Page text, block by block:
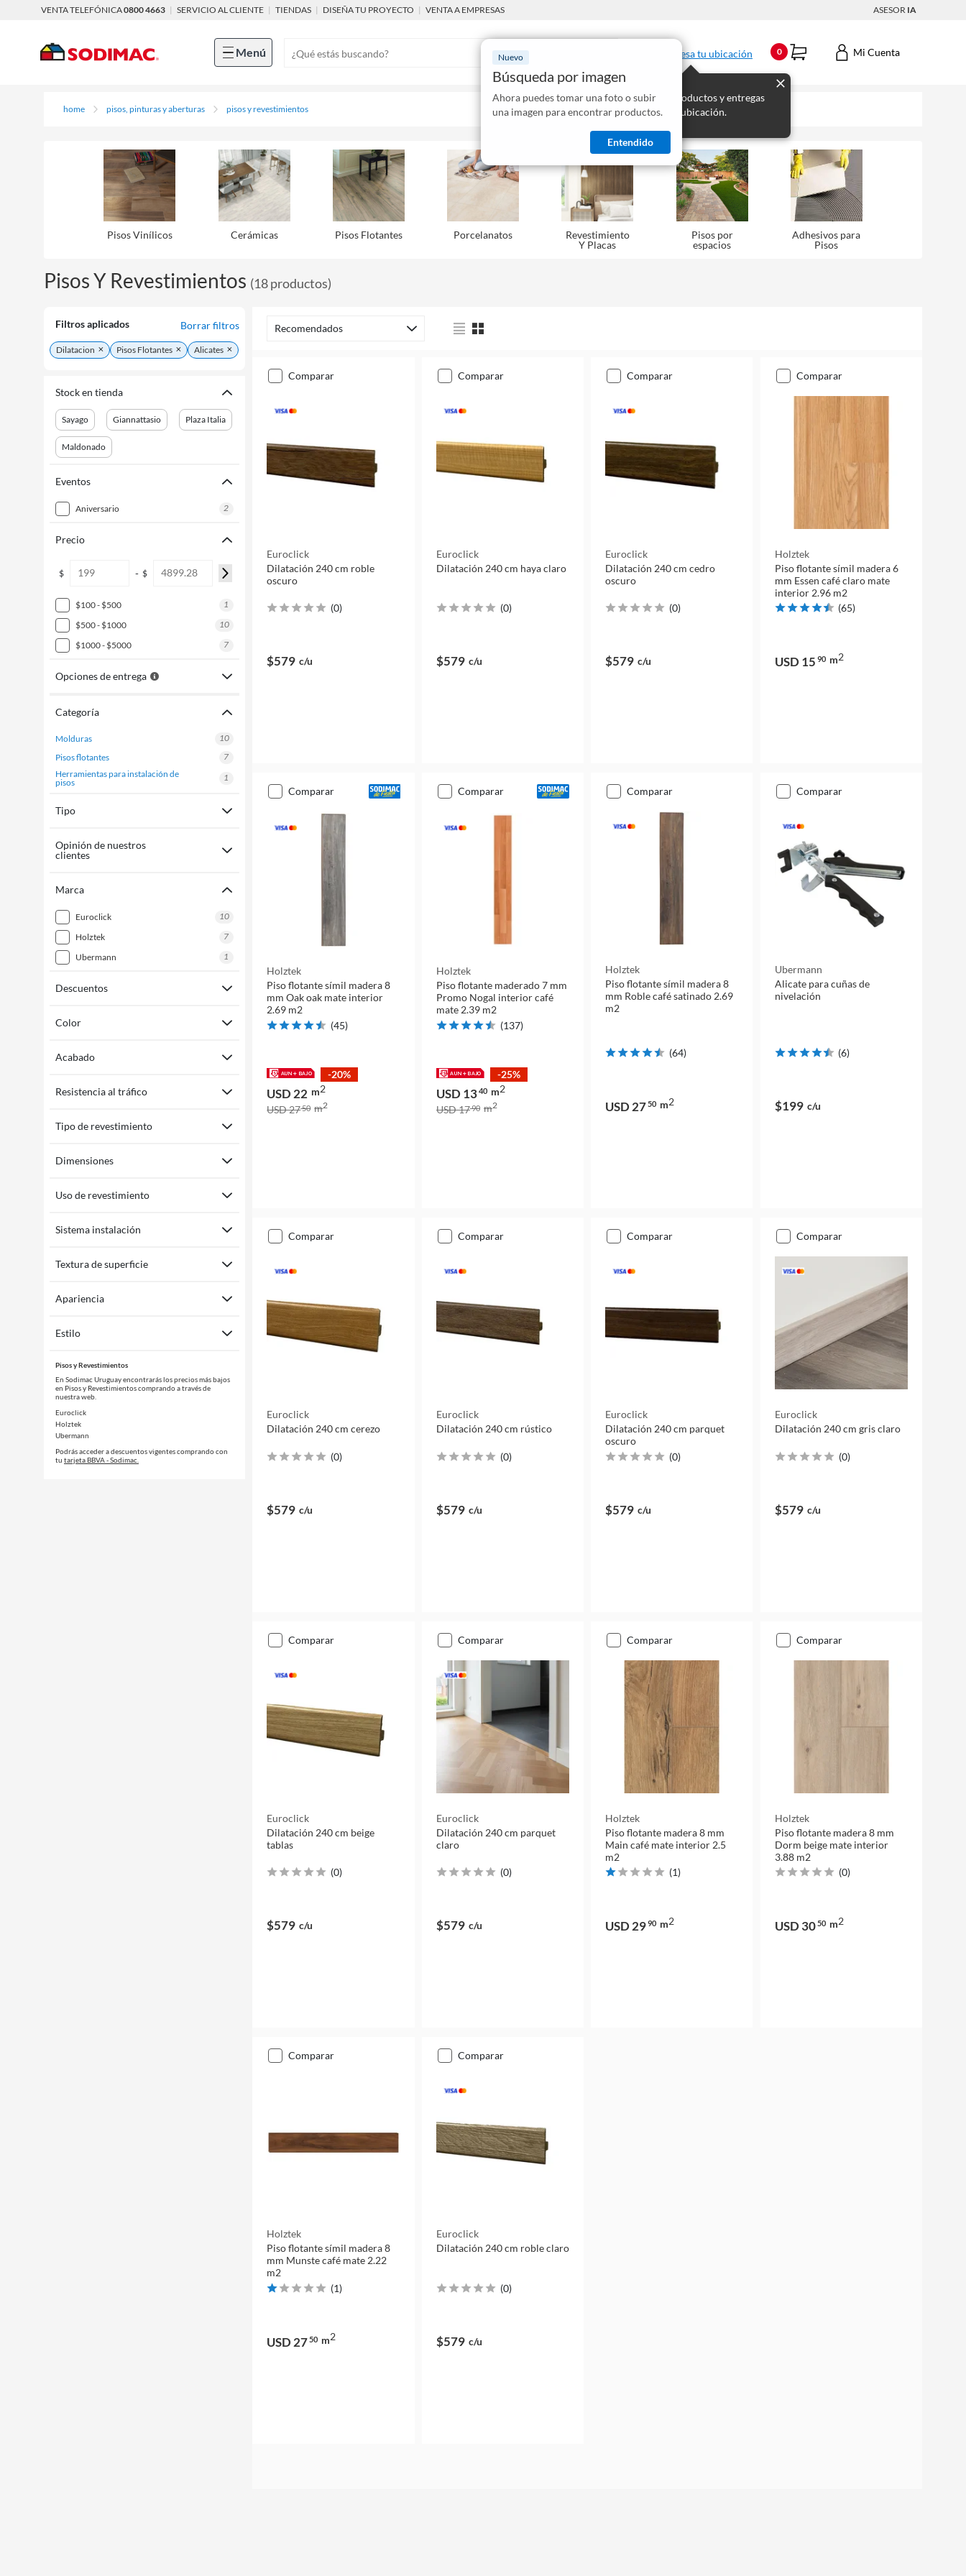
VENTA TELEFÓNICA0800 4663 | SERVICIO AL CLIENTE | TIENDAS | DISEÑA TU PROYECTO | VENTA A EMPRESAS ASESOR IA
Menú Nuevo
Búsqueda por imagen
Ahora puedes tomar una foto o subir
una imagen para encontrar productos.
Entendido
Ingresa tu ubicación
Mostraremos los productos y entregas
disponibles para tu ubicación.
0 Mi Cuenta
home pisos, pinturas y aberturas pisos y revestimientos
Pisos Viní­licos Cerámicas Pisos Flotantes Porcelanatos
Revestimiento
Y Placas
Pisos por
espacios
Adhesivos para
Pisos
Pisos Y Revestimientos (18productos)
Filtros aplicados Borrar filtros
Dilatacion Pisos Flotantes Alicates
Stock en tienda
Sayago Giannattasio Plaza Italia
Maldonado
Eventos
aniversario 2
Precio
$ - $
$100 - $500
1
$500 - $1000
10
$1000 - $5000
7
Opciones de entrega
Categoría
molduras
10
pisos flotantes
7
herramientas para instalación de
pisos
1
Tipo
Opinión de nuestros
clientes
Marca
euroclick
10
holztek
7
ubermann
1
Descuentos
Color
Acabado
Resistencia al tráfico
Tipo de revestimiento
Dimensiones
Uso de revestimiento
Sistema instalación
Textura de superficie
Apariencia
Estilo
Pisos y Revestimientos
En Sodimac Uruguay encontrarás los precios más bajos
en Pisos y Revestimientos comprando a través de
nuestra web.
Euroclick
Holztek
Ubermann
Podrás acceder a descuentos vigentes comprando con
tu tarjeta BBVA - Sodimac.
Recomendados
comparar
Euroclick
Dilatación 240 cm roble
oscuro
(0)
$579 c/u
comparar
Euroclick
Dilatación 240 cm haya claro
(0)
$579 c/u
comparar
Euroclick
Dilatación 240 cm cedro
oscuro
(0)
$579 c/u
comparar
Holztek
Piso flotante símil madera 6
mm Essen café claro mate
interior 2.96 m2
(65)
USD 15 90 m2
comparar
Holztek
Piso flotante símil madera 8
mm Oak oak mate interior
2.69 m2
(45)
-20%
USD 22 m2
USD 2750 m2
comparar
Holztek
Piso flotante maderado 7 mm
Promo Nogal interior café
mate 2.39 m2
(137)
-25%
USD 1340 m2
USD 1790 m2
comparar
Holztek
Piso flotante símil madera 8
mm Roble café satinado 2.69
m2
(64)
USD 2750 m2
comparar
Ubermann
Alicate para cuñas de
nivelación
(6)
$199 c/u
comparar
Euroclick
Dilatación 240 cm cerezo
(0)
$579 c/u
comparar
Euroclick
Dilatación 240 cm rústico
(0)
$579 c/u
comparar
Euroclick
Dilatación 240 cm parquet
oscuro
(0)
$579 c/u
comparar
Euroclick
Dilatación 240 cm gris claro
(0)
$579 c/u
comparar
Euroclick
Dilatación 240 cm beige
tablas
(0)
$579 c/u
comparar
Euroclick
Dilatación 240 cm parquet
claro
(0)
$579 c/u
comparar
Holztek
Piso flotante madera 8 mm
Main café mate interior 2.5
m2
(1)
USD 2990 m2
comparar
Holztek
Piso flotante madera 8 mm
Dorm beige mate interior
3.88 m2
(0)
USD 3050 m2
comparar
Holztek
Piso flotante símil madera 8
mm Munste café mate 2.22
m2
(1)
USD 27 50 m2
comparar
Euroclick
Dilatación 240 cm roble claro
(0)
$579 c/u